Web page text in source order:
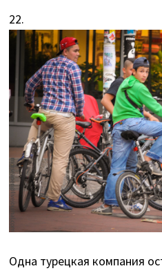
22.
Одна турецкая компания